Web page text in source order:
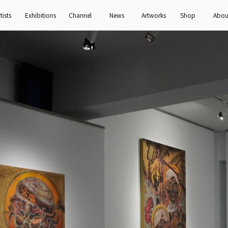
Exhibitions Channel News Artworks Shop